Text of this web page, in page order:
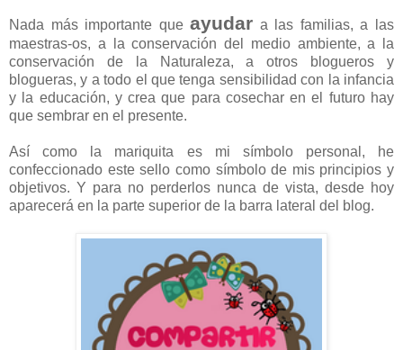
Nada más importante queayudar a las familias, a las
maestras-os, a la conservación del medio ambiente, a la
conservación de la Naturaleza, a otros blogueros y
blogueras, y a todo el que tenga sensibilidad con la infancia
y la educación, y crea que para cosechar en el futuro hay
que sembrar en el presente.
Así como la mariquita es mi símbolo personal, he
confeccionado este sello como símbolo de mis principios y
objetivos. Y para no perderlos nunca de vista, desde hoy
aparecerá en la parte superior de la barra lateral del blog.